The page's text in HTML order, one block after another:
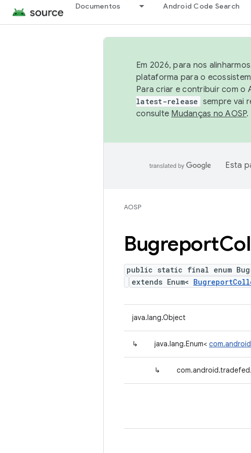
Documentos Android Code Search
Em 2026, para nos
plataforma para o
Para criar e contribuir com o
latest-release sempre vai
consulte Mudanças no AOSP.
Esta
AOSP
Bugreport
public static final enum
extends Enum<
java.lang.Object
↳ java.lang.Enum<
↳